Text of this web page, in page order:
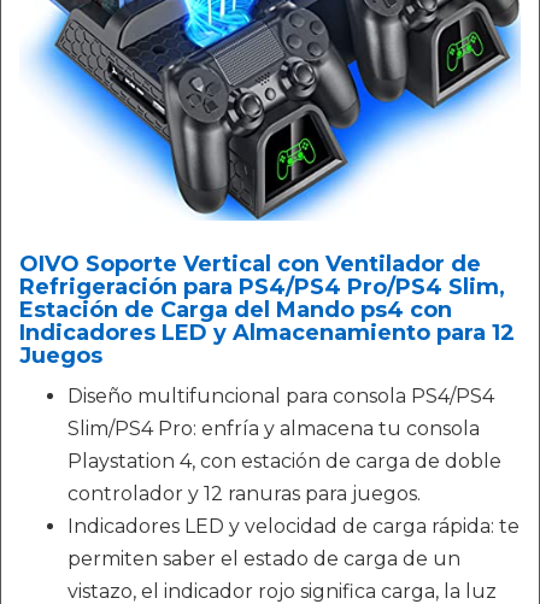
OIVO Soporte Vertical con Ventilador de
Refrigeración para PS4/PS4 Pro/PS4 Slim,
Estación de Carga del Mando ps4 con
Indicadores LED y Almacenamiento para 12
Juegos
Diseño multifuncional para consola PS4/PS4
Slim/PS4 Pro: enfría y almacena tu consola
Playstation 4, con estación de carga de doble
controlador y 12 ranuras para juegos.
Indicadores LED y velocidad de carga rápida: te
permiten saber el estado de carga de un
vistazo, el indicador rojo significa carga, la luz